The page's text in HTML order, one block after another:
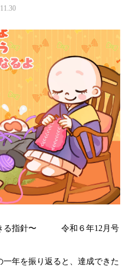
る指針〜 令和６年12月号
年を振り返ると、達成できた